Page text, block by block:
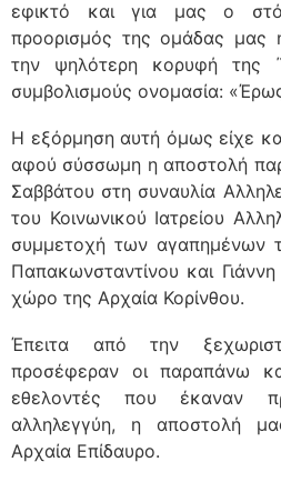
εφικτό και για μας ο
προορισμός της ομάδας μας
την ψηλότερη κορυφή της
συμβολισμούς ονομασία:
Η εξόρμηση αυτή όμως είχε
αφού σύσσωμη η αποστολή
Σαββάτου στη συναυλία
του Κοινωνικού Ιατρείου
συμμετοχή των αγαπημένων
Παπακωνσταντίνου και
χώρο της Αρχαία Κορίνθου.
Έπειτα από την
προσέφεραν οι παραπάνω
εθελοντές που έκαναν
αλληλεγγύη, η αποστολή
Αρχαία Επίδαυρο.